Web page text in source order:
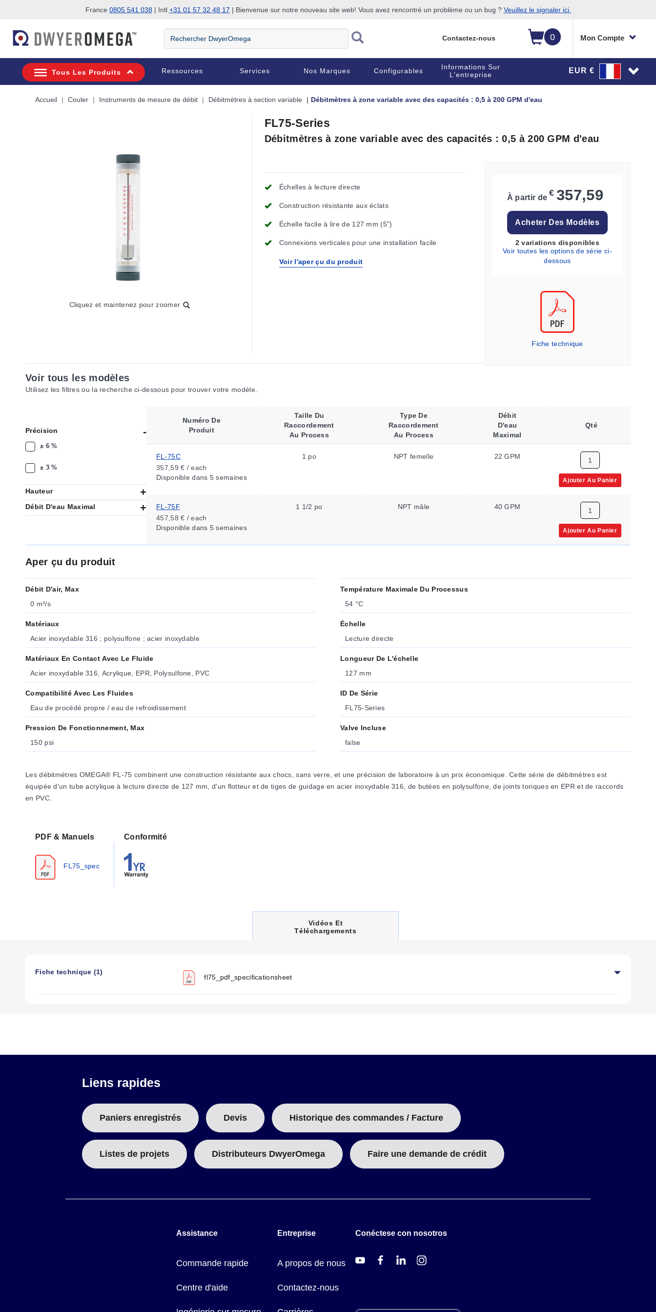
France 0805 541 038| Intl +31 01 57 32 48 17 | Bienvenue sur notre nouveau site web! Vous avez rencontré un problème ou un bug ? Veuillez le signaler ici.
0 Mon Compte
Rechercher
DwyerOmega
Contactez-nous
Tous Les Produits Ressources Services Nos Marques Configurables
Informations Sur
L'entreprise
EUR €
Accueil Couler Instruments de mesure de débit Débitmètres à section variable Débitmètres à zone variable avec des capacités : 0,5 à 200 GPM d'eau
Cliquez et maintenez pour zoomer
FL75-Series
Débitmètres à zone variable avec des capacités : 0,5 à 200 GPM d'eau
Échelles à lecture directe
Construction résistante aux éclats
Échelle facile à lire de 127 mm (5")
Connexions verticales pour une installation facile
Voir l'aper çu du produit
À partir de € 357,59
Acheter Des Modèles
2 variations disponibles
Voir toutes les options de série ci-
dessous
Fiche technique
Voir tous les modèles
Utilisez les filtres ou la recherche ci-dessous pour trouver votre modèle.
Précision
± 6 %
± 3 %
Hauteur
Débit D'eau Maximal
Numéro De
Produit
Taille Du
Raccordement
Au Process
Type De
Raccordement
Au Process
Débit
D'eau
Maximal
Qté
FL-75C
357,59 € / each
Disponible dans 5 semaines
1 po NPT femelle 22 GPM
Ajouter Au Panier
FL-75F
457,58 € / each
Disponible dans 5 semaines
1 1/2 po NPT mâle 40 GPM
Ajouter Au Panier
Aper çu du produit
Débit D'air, Max
0 m³/s
Matériaux
Acier inoxydable 316 ; polysulfone ; acier inoxydable
Matériaux En Contact Avec Le Fluide
Acier inoxydable 316, Acrylique, EPR, Polysulfone, PVC
Compatibilité Avec Les Fluides
Eau de procédé propre / eau de refroidissement
Pression De Fonctionnement, Max
150 psi
Température Maximale Du Processus
54 °C
Échelle
Lecture directe
Longueur De L'échelle
127 mm
ID De Série
FL75-Series
Valve Incluse
false
Les débitmètres OMEGA® FL-75 combinent une construction résistante aux chocs, sans verre, et une précision de laboratoire à un prix économique. Cette série de débitmètres est
équipée d'un tube acrylique à lecture directe de 127 mm, d'un flotteur et de tiges de guidage en acier inoxydable 316, de butées en polysulfone, de joints toriques en EPR et de raccords
en PVC.
PDF & Manuels
FL75_spec
Conformité
C
U
Vidéos Et
Téléchargements
Fiche technique (1)
fl75_pdf_specificationsheet
Liens rapides
Paniers enregistrés Devis Historique des commandes / Facture
Listes de projets Distributeurs DwyerOmega Faire une demande de crédit
Assistance
Commande rapide
Centre d'aide
Entreprise
A propos de nous
Contactez-nous
Conéctese con nosotros